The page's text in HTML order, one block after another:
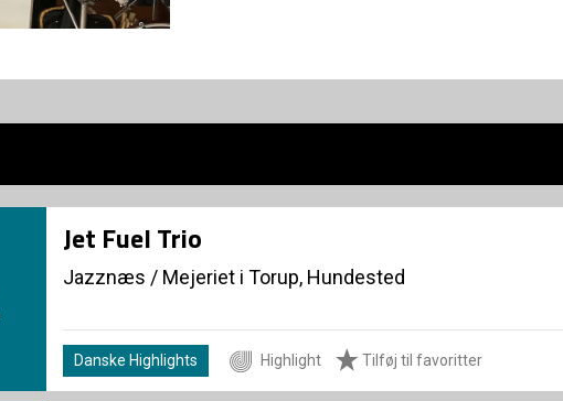
Jet Fuel Trio
Jazznæs / Mejeriet i Torup, Hundested
Danske Highlights Highlight Tilføj til favoritter